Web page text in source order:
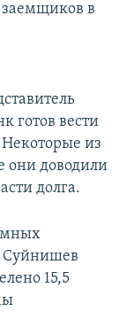
в
готов вести
из
они доводили
долга.
Суйнишев
15,5